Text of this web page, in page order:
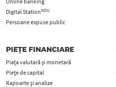
Digital StationNOU
Persoane expuse public
PIEȚE FINANCIARE
Piața valutară și monetară
Piețe de capital
Rapoarte și analize